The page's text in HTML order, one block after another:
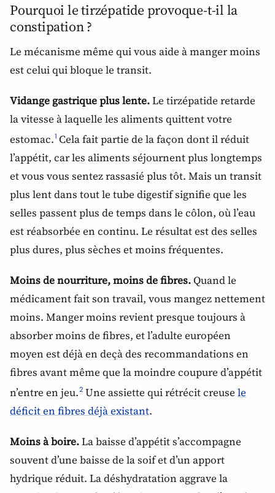
Pourquoi le tirzépatide provoque-t-il la
constipation ?
Le mécanisme même qui vous aide à manger moins
est celui qui bloque le transit.
Vidange gastrique plus lente.Le tirzépatide retarde
la vitesse à laquelle les aliments quittent votre
estomac.1 Cela fait partie de la façon dont il réduit
l’appétit, car les aliments séjournent plus longtemps
et vous vous sentez rassasié plus tôt. Mais un transit
plus lent dans tout le tube digestif signifie que les
selles passent plus de temps dans le côlon, où l’eau
est réabsorbée en continu. Le résultat est des selles
plus dures, plus sèches et moins fréquentes.
Moins de nourriture, moins de fibres.Quand le
médicament fait son travail, vous mangez nettement
moins. Manger moins revient presque toujours à
absorber moins de fibres, et l’adulte européen
moyen est déjà en deçà des recommandations en
fibres avant même que la moindre coupure d’appétit
n’entre en jeu.2 Une assiette qui rétrécit creuse le
déficit en fibres déjà existant.
Moins à boire.La baisse d’appétit s’accompagne
souvent d’une baisse de la soif et d’un apport
hydrique réduit. La déshydratation aggrave la